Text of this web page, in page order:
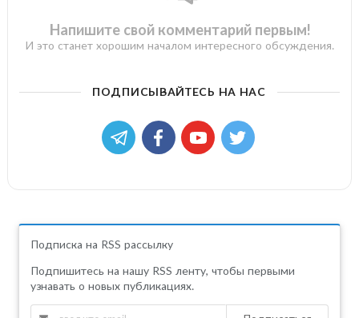
Напишите свой комментарий первым!
И это станет хорошим началом интересного обсуждения.
ПОДПИСЫВАЙТЕСЬ НА НАС
Подписка на RSS рассылку
Подпишитесь на нашу RSS ленту, чтобы первыми
узнавать о новых публикациях.